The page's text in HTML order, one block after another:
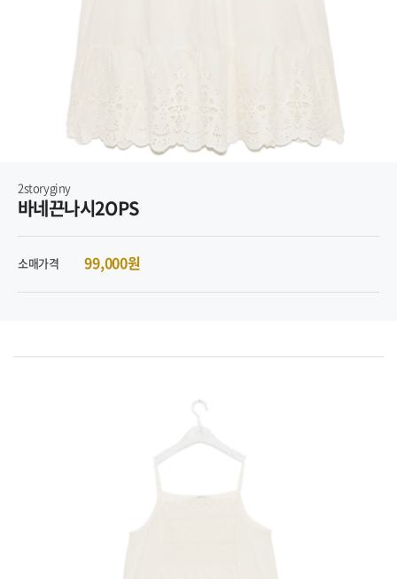
2storyginy
바네끈나시2OPS
소매가격 99,000원